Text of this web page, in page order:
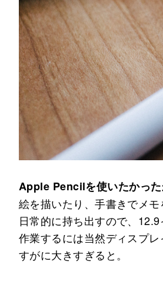
Apple Pencilを使いたかった
絵を描いたり、手書きでメモ
日常的に持ち出すので、
作業するには当然ディスプ
すがに大きすぎると。